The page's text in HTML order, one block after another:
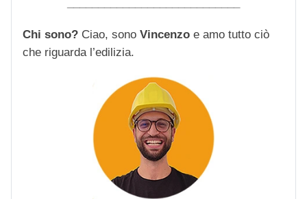
Chi sono? Ciao, sono Vincenzo e amo tutto ciò
che riguarda l’edilizia.